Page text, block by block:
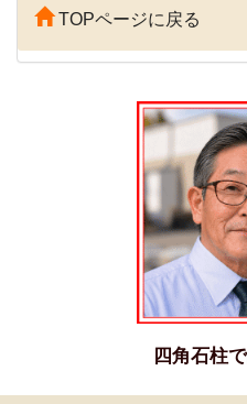
TOPページに戻る
四角石柱